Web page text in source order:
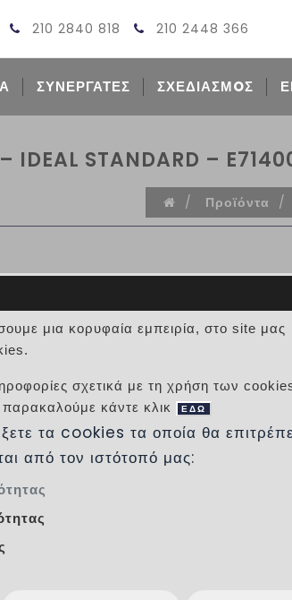
210 2840 818 210 2448 366
ΣΥΝΕΡΓΑΤΕΣ ΣΧΕΔΙΑΣΜOΣ
STANDARD –
/ Προϊόντα /
ΝΙΠΤΗΡΕΣ ΕΠΙΤΟΙΧΟΙ –
STANDARD – E714001
ΚΩΔΙΚΟΣ:
μια κορυφαία εμπειρία, στο site μας
σχετικά με τη χρήση των
παρακαλούμε κάντε κλικ
ΕΔΩ
τα cookies τα οποία θα
από τον ιστότοπό μας: